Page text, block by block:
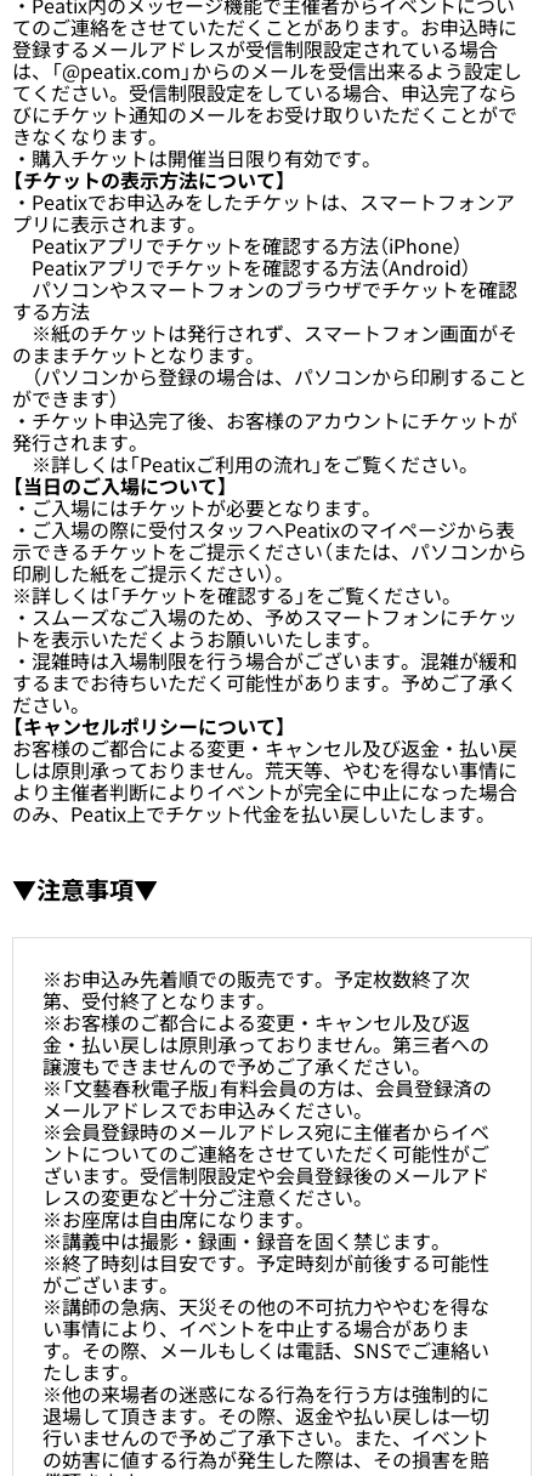
てのご連絡をさせていただくことがあります。お申込時に
登録するメールアドレスが受信制限設定されている場合
は、「@peatix.com」からのメールを受信出来るよう設定し
てください。受信制限設定をしている場合、申込完了なら
びにチケット通知のメールをお受け取りいただくことがで
きなくなります。
・購入チケットは開催当日限り有効です。
【チケットの表示方法について】
・Peatixでお申込みをしたチケットは、スマートフォンア
プリに表示されます。
Peatixアプリでチケットを確認する方法（iPhone）
Peatixアプリでチケットを確認する方法（Android）
パソコンやスマートフォンのブラウザでチケットを確認
する方法
※紙のチケットは発行されず、スマートフォン画面がそ
のままチケットとなります。
（パソコンから登録の場合は、パソコンから印刷すること
ができます）
・チケット申込完了後、お客様のアカウントにチケットが
発行されます。
※詳しくは「Peatixご利用の流れ」をご覧ください。
【当日のご入場について】
・ご入場にはチケットが必要となります。
・ご入場の際に受付スタッフへPeatixのマイページから表
示できるチケットをご提示ください（または、パソコンから
印刷した紙をご提示ください）。
※詳しくは「チケットを確認する 」をご覧ください。
・スムーズなご入場のため、予めスマートフォンにチケッ
トを表示いただくようお願いいたします。
・混雑時は入場制限を行う場合がございます。混雑が緩和
するまでお待ちいただく可能性があります。予めご了承く
ださい。
【キャンセルポリシーについて】
お客様のご都合による変更・キャンセル及び返金・払い戻
しは原則承っておりません。荒天等、やむを得ない事情に
より主催者判断によりイベントが完全に中止になった場合
のみ、Peatix上でチケット代金を払い戻しいたします。
▼注意事項▼
※お申込み先着順での販売です。予定枚数終了次
第、受付終了となります。
※お客様のご都合による変更・キャンセル及び返
金・払い戻しは原則承っておりません。第三者への
譲渡もできませんので予めご了承ください。
※「文藝春秋電子版」有料会員の方は、会員登録済の
メールアドレスでお申込みください。
※会員登録時のメールアドレス宛に主催者からイベ
ントについてのご連絡をさせていただく可能性がご
ざいます。受信制限設定や会員登録後のメールアド
レスの変更など十分ご注意ください。
※お座席は自由席になります。
※講義中は撮影・録画・録音を固く禁じます。
※終了時刻は目安です。予定時刻が前後する可能性
がございます。
※講師の急病、天災その他の不可抗力ややむを得な
い事情により、イベントを中止する場合がありま
す。その際、メールもしくは電話、SNSでご連絡い
たします。
※他の来場者の迷惑になる行為を行う方は強制的に
退場して頂きます。その際、返金や払い戻しは一切
行いませんので予めご了承下さい。また、イベント
の妨害に値する行為が発生した際は、その損害を賠